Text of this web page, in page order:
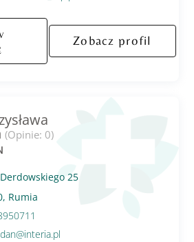
Zobacz profil
(Opinie: 0)
25
Rumia